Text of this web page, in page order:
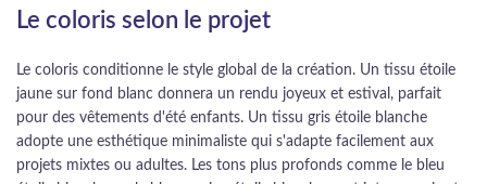
Le coloris selon le projet
Le coloris conditionne le style global de la création. Un tissu étoile
jaune sur fond blanc donnera un rendu joyeux et estival, parfait
pour des vêtements d'été enfants. Un tissu gris étoile blanche
adopte une esthétique minimaliste qui s'adapte facilement aux
projets mixtes ou adultes. Les tons plus profonds comme le bleu